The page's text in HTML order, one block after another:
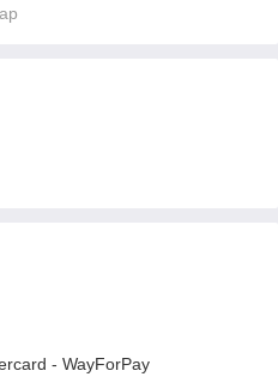
- WayForPay